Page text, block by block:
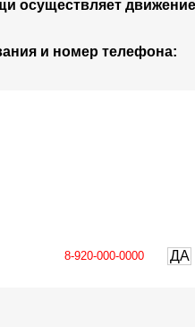
осуществляет
и номер телефона:
ДА